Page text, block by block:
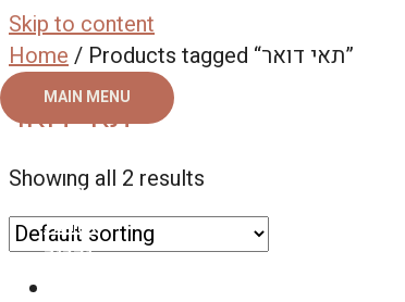
Skip to content
MAIN MENU
צור קשר
אודות
גלריה
Home / Products tagged “תאי דואר”
תאי דואר
Showing all 2 results